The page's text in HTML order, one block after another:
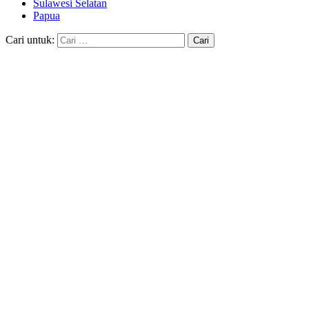
Sulawesi Selatan
Papua
Cari untuk: